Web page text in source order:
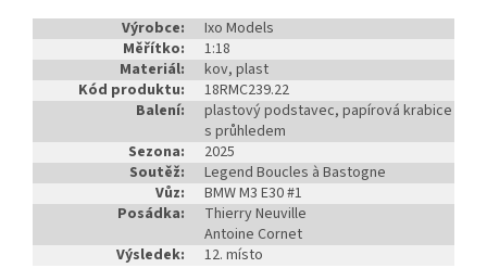
Výrobce:
Ixo Models
Měřítko:
1:18
Materiál:
kov, plast
Kód produktu:
18RMC239.22
Balení:
plastový podstavec, papírová krabice
s průhledem
Sezona:
2025
Soutěž:
Legend Boucles à Bastogne
Vůz:
BMW M3 E30 #1
Posádka:
Thierry Neuville
Antoine Cornet
Výsledek:
12. místo